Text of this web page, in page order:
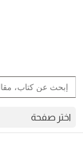
Search
for:
Search Button
اختر صفحة